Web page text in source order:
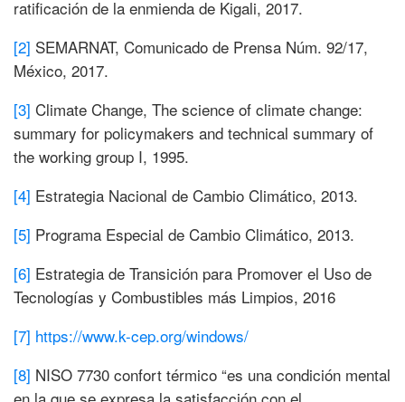
ratificación de la enmienda de Kigali, 2017.
[2] SEMARNAT, Comunicado de Prensa Núm. 92/17,
México, 2017.
[3] Climate Change, The science of climate change:
summary for policymakers and technical summary of
the working group I, 1995.
[4] Estrategia Nacional de Cambio Climático, 2013.
[5] Programa Especial de Cambio Climático, 2013.
[6] Estrategia de Transición para Promover el Uso de
Tecnologías y Combustibles más Limpios, 2016
[7] https://www.k-cep.org/windows/
[8] NISO 7730 confort térmico “es una condición mental